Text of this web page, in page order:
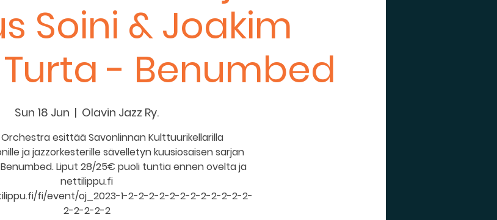
Soini & Joakim
- Benumbed
Sun 18 Jun
  |
Olavin Jazz Ry.
Orchestra esittää Savonlinnan Kulttuurikellarilla
ja jazzorkesterille sävelletyn kuusiosaisen sarjan
Liput 28/25€ puoli tuntia ennen ovelta ja
nettilippu.fi
fi/event/oj_2023-1-2-2-2-2-2-2-2-2-2-2-2-2-
2-2-2-2-2